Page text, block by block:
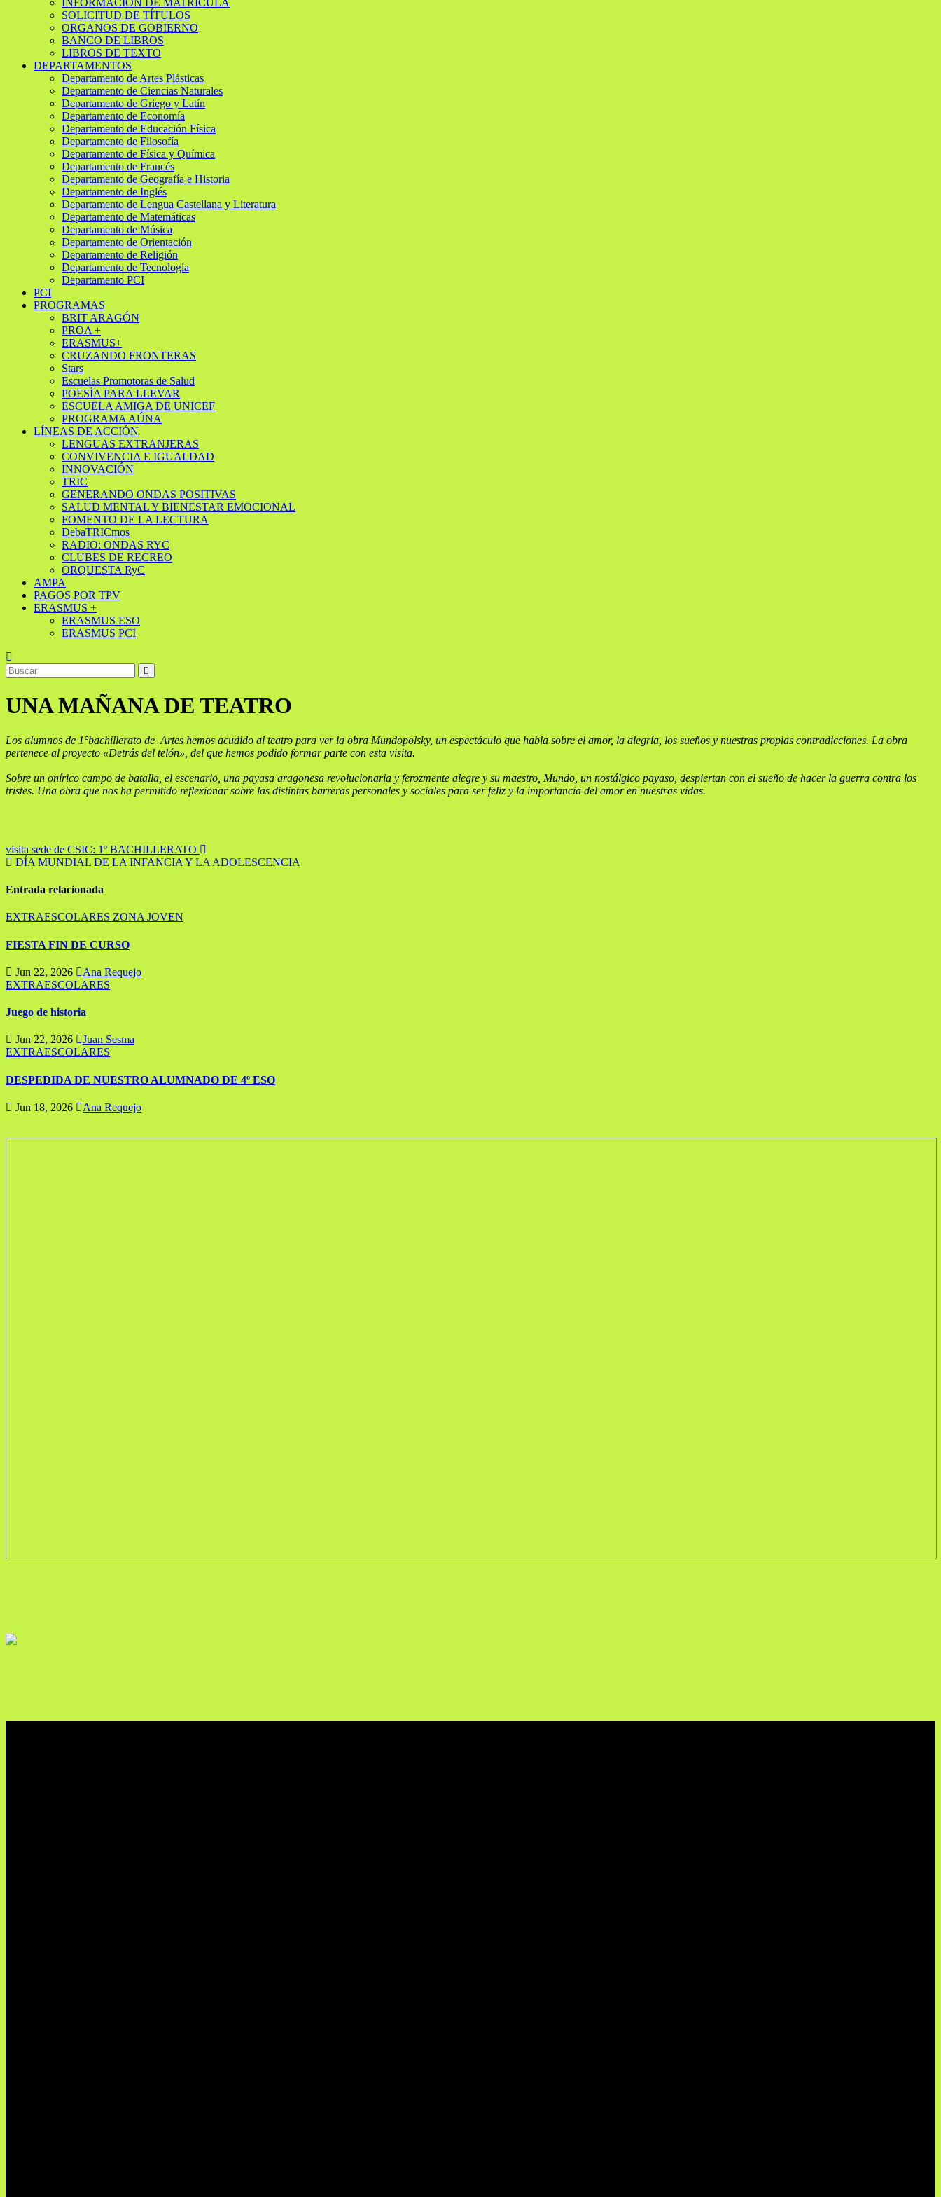
INFORMACIÓN DE MATRÍCULA
SOLICITUD DE TÍTULOS
ORGANOS DE GOBIERNO
BANCO DE LIBROS
LIBROS DE TEXTO
DEPARTAMENTOS
Departamento de Artes Plásticas
Departamento de Ciencias Naturales
Departamento de Griego y Latín
Departamento de Economía
Departamento de Educación Física
Departamento de Filosofía
Departamento de Física y Química
Departamento de Francés
Departamento de Geografía e Historia
Departamento de Inglés
Departamento de Lengua Castellana y Literatura
Departamento de Matemáticas
Departamento de Música
Departamento de Orientación
Departamento de Religión
Departamento de Tecnología
Departamento PCI
PCI
PROGRAMAS
BRIT ARAGÓN
PROA +
ERASMUS+
CRUZANDO FRONTERAS
Stars
Escuelas Promotoras de Salud
POESÍA PARA LLEVAR
ESCUELA AMIGA DE UNICEF
PROGRAMA AÚNA
LÍNEAS DE ACCIÓN
LENGUAS EXTRANJERAS
CONVIVENCIA E IGUALDAD
INNOVACIÓN
TRIC
GENERANDO ONDAS POSITIVAS
SALUD MENTAL Y BIENESTAR EMOCIONAL
FOMENTO DE LA LECTURA
DebaTRICmos
RADIO: ONDAS RYC
CLUBES DE RECREO
ORQUESTA RyC
AMPA
PAGOS POR TPV
ERASMUS +
ERASMUS ESO
ERASMUS PCI
UNA MAÑANA DE TEATRO
Los alumnos de 1°bachillerato de Artes hemos acudido al teatro para ver la obra Mundopolsky, un espectáculo que habla sobre el amor, la alegría, los sueños y nuestras propias contradicciones. La obra
pertenece al proyecto «Detrás del telón», del que hemos podido formar parte con esta visita.
Sobre un onírico campo de batalla, el escenario, una payasa aragonesa revolucionaria y ferozmente alegre y su maestro, Mundo, un nostálgico payaso, despiertan con el sueño de hacer la guerra contra los
tristes. Una obra que nos ha permitido reflexionar sobre las distintas barreras personales y sociales para ser feliz y la importancia del amor en nuestras vidas.
Navegación
de
entradas
visita sede de CSIC: 1º BACHILLERATO
DÍA MUNDIAL DE LA INFANCIA Y LA ADOLESCENCIA
Entrada relacionada
EXTRAESCOLARES ZONA JOVEN
FIESTA FIN DE CURSO
Jun 22, 2026
Ana Requejo
EXTRAESCOLARES
Juego de historia
Jun 22, 2026
Juan Sesma
EXTRAESCOLARES
DESPEDIDA DE NUESTRO ALUMNADO DE 4º ESO
Jun 18, 2026 Ana Requejo